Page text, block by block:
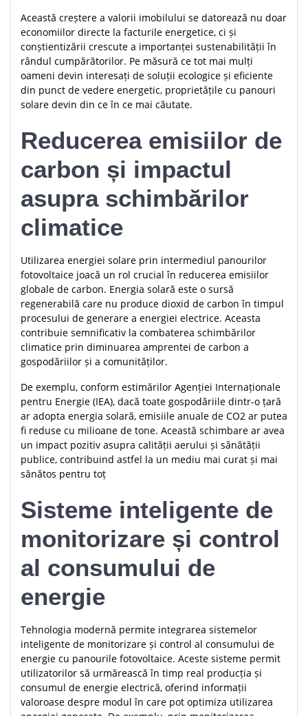
Această creștere a valorii imobilului se datorează nu doar
economiilor directe la facturile energetice, ci și
conștientizării crescute a importanței sustenabilității în
rândul cumpărătorilor. Pe măsură ce tot mai mulți
oameni devin interesați de soluții ecologice și eficiente
din punct de vedere energetic, proprietățile cu panouri
solare devin din ce în ce mai căutate.
Reducerea emisiilor de
carbon și impactul
asupra schimbărilor
climatice
Utilizarea energiei solare prin intermediul panourilor
fotovoltaice joacă un rol crucial în reducerea emisiilor
globale de carbon. Energia solară este o sursă
regenerabilă care nu produce dioxid de carbon în timpul
procesului de generare a energiei electrice. Aceasta
contribuie semnificativ la combaterea schimbărilor
climatice prin diminuarea amprentei de carbon a
gospodăriilor și a comunităților.
De exemplu, conform estimărilor Agenției Internaționale
pentru Energie (IEA), dacă toate gospodăriile dintr-o țară
ar adopta energia solară, emisiile anuale de CO2 ar putea
fi reduse cu milioane de tone. Această schimbare ar avea
un impact pozitiv asupra calității aerului și sănătății
publice, contribuind astfel la un mediu mai curat și mai
sănătos pentru toț
Sisteme inteligente de
monitorizare și control
al consumului de
energie
Tehnologia modernă permite integrarea sistemelor
inteligente de monitorizare și control al consumului de
energie cu panourile fotovoltaice. Aceste sisteme permit
utilizatorilor să urmărească în timp real producția și
consumul de energie electrică, oferind informații
valoroase despre modul în care pot optimiza utilizarea